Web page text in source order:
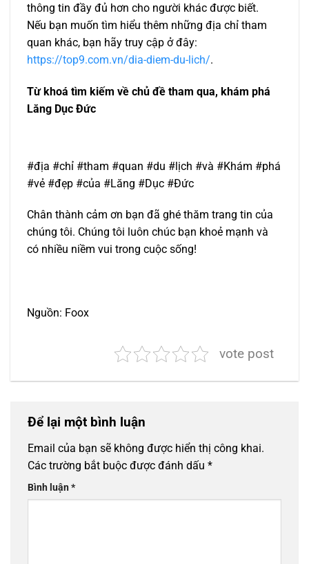
thông tin đầy đủ hơn cho người khác được biết.
Nếu bạn muốn tìm hiểu thêm những địa chỉ tham
quan khác, bạn hãy truy cập ở đây:
https://top9.com.vn/dia-diem-du-lich/.
Từ khoá tìm kiếm về chủ đề tham qua, khám phá
Lăng Dục Đức
#địa #chỉ #tham #quan #du #lịch #và #Khám #phá
#vẻ #đẹp #của #Lăng #Dục #Đức
Chân thành cảm ơn bạn đã ghé thăm trang tin của
chúng tôi. Chúng tôi luôn chúc bạn khoẻ mạnh và
có nhiều niềm vui trong cuộc sống!
Nguồn: Foox
vote post
Để lại một bình luận
Email của bạn sẽ không được hiển thị công khai.
Các trường bắt buộc được đánh dấu *
Bình luận*